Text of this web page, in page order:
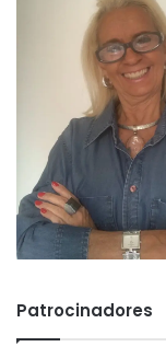
Patrocinadores